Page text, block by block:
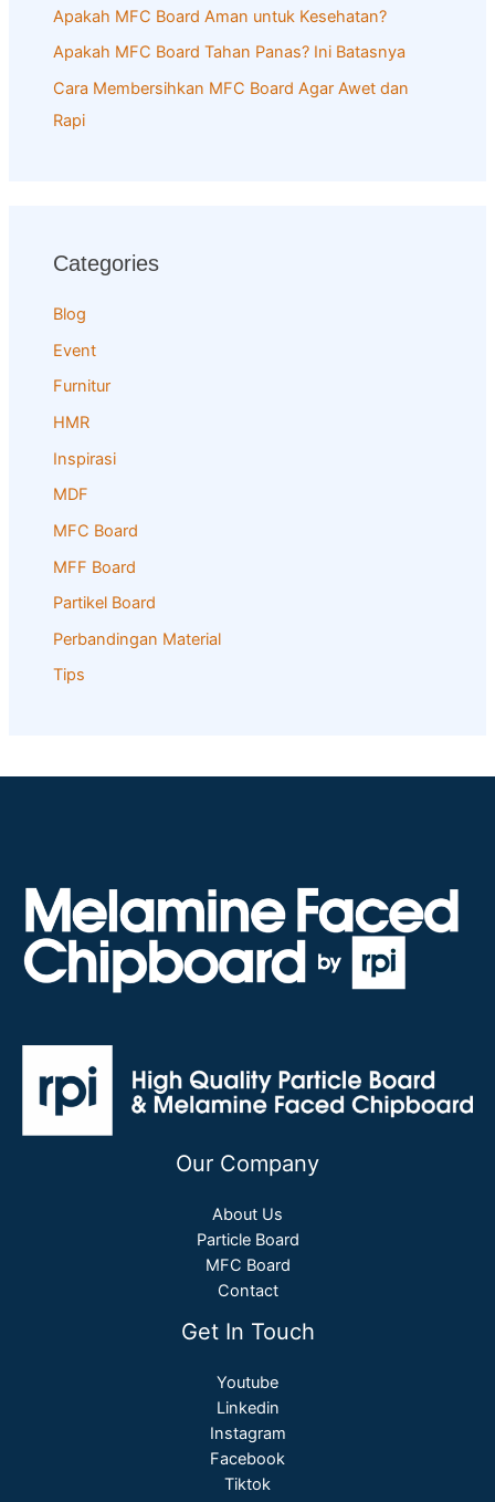
Apakah MFC Board Aman untuk Kesehatan?
Apakah MFC Board Tahan Panas? Ini Batasnya
Cara Membersihkan MFC Board Agar Awet dan
Rapi
Categories
Blog
Event
Furnitur
HMR
Inspirasi
MDF
MFC Board
MFF Board
Partikel Board
Perbandingan Material
Tips
Our Company
About Us
Particle Board
MFC Board
Contact
Get In Touch
Youtube
Linkedin
Instagram
Facebook
Tiktok